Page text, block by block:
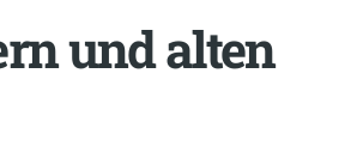
und alten